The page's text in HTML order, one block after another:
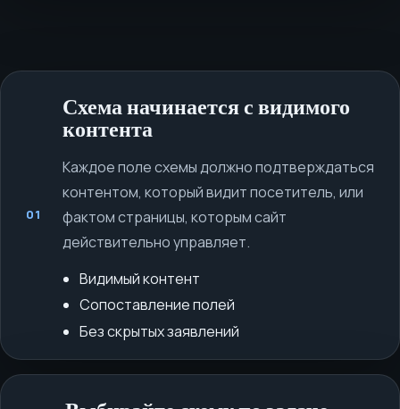
01
Схема начинается с видимого
контента
Каждое поле схемы должно подтверждаться
контентом, который видит посетитель, или
фактом страницы, которым сайт
действительно управляет.
Видимый контент
Сопоставление полей
Без скрытых заявлений